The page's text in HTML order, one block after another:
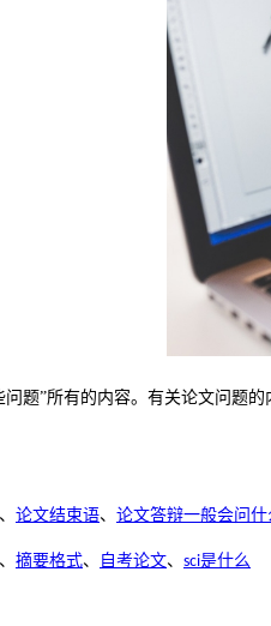
题”所有的内容。有关论文问题的
、 论文结束语、 论文答辩一般会问
、 摘要格式、 自考论文、 sci是什么